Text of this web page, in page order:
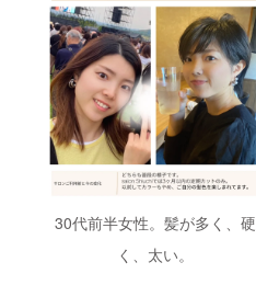
30代前半女性。髪が多く、硬
く、太い。